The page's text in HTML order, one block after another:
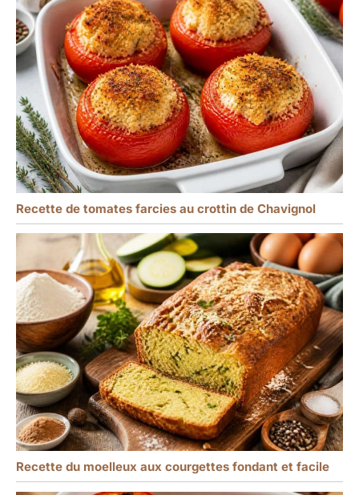
Recette de tomates farcies au crottin de Chavignol
Recette du moelleux aux courgettes fondant et facile